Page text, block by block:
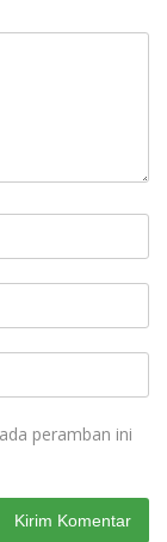
peramban ini